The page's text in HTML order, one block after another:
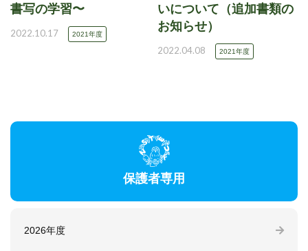
書写の学習〜
2022.10.17 2021年度
いについて（追加書類の
お知らせ）
2022.04.08 2021年度
保護者専用
2026年度